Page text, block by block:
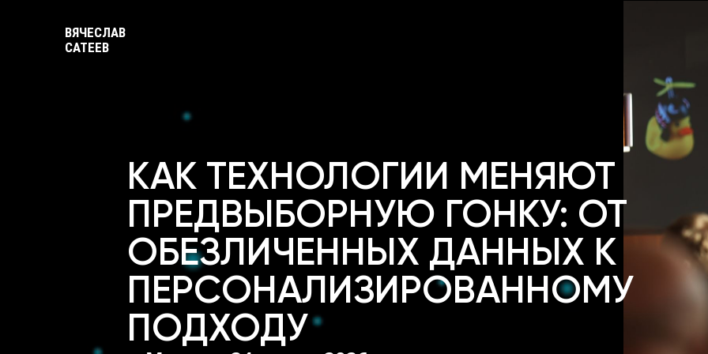
ВЯЧЕСЛАВ
САТЕЕВ
КАК ТЕХНОЛОГИИ МЕНЯЮТ
ПРЕДВЫБОРНУЮ ГОНКУ: ОТ
ОБЕЗЛИЧЕННЫХ ДАННЫХ К
ПЕРСОНАЛИЗИРОВАННОМУ
ПОДХОДУ